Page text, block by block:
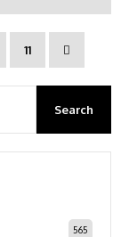
11
565